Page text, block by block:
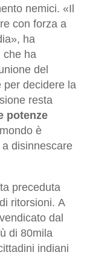
nemici. «Il
con forza a
ha
che ha
del
per decidere la
resta
potenze
è
disinnescare
preceduta
ritorsioni. A
dal
di 80mila
indiani